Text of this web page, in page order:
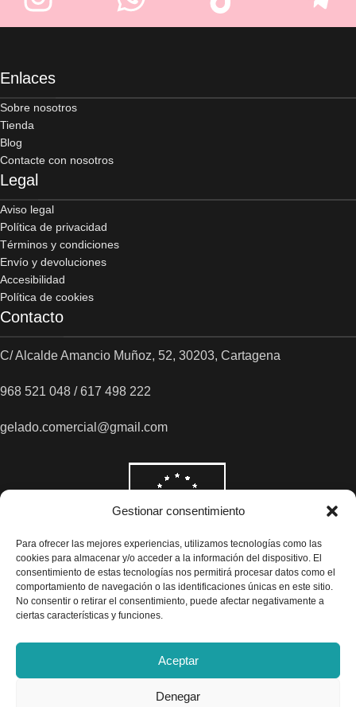
Gestionar consentimiento
Para ofrecer las mejores experiencias, utilizamos tecnologías como las
cookies para almacenar y/o acceder a la información del dispositivo. El
consentimiento de estas tecnologías nos permitirá procesar datos como el
comportamiento de navegación o las identificaciones únicas en este sitio.
No consentir o retirar el consentimiento, puede afectar negativamente a
ciertas características y funciones.
Aceptar
Denegar
Enlaces
Sobre nosotros
Tienda
Blog
Contacte con nosotros
Legal
Aviso legal
Política de privacidad
Términos y condiciones
Envío y devoluciones
Accesibilidad
Política de cookies
Contacto
C/ Alcalde Amancio Muñoz, 52, 30203, Cartagena
968 521 048 / 617 498 222
gelado.comercial@gmail.com